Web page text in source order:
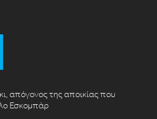
απόγονος της αποικίας που
Εσκομπάρ